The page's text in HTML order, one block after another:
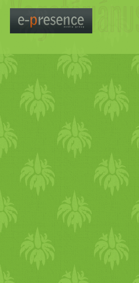
tudj közösen
elmarad, azt
érdemes a
veszekedni.
így
marad, amit
mértéktartó